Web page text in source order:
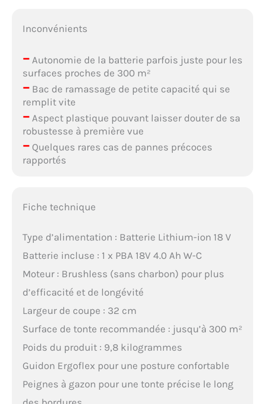
Inconvénients
–Autonomie de la batterie parfois juste pour les
surfaces proches de 300 m²
–Bac de ramassage de petite capacité qui se
remplit vite
–Aspect plastique pouvant laisser douter de sa
robustesse à première vue
–Quelques rares cas de pannes précoces
rapportés
Fiche technique
Type d’alimentation : Batterie Lithium-ion 18 V
Batterie incluse : 1 x PBA 18V 4.0 Ah W-C
Moteur : Brushless (sans charbon) pour plus
d’efficacité et de longévité
Largeur de coupe : 32 cm
Surface de tonte recommandée : jusqu’à 300 m²
Poids du produit : 9,8 kilogrammes
Guidon Ergoflex pour une posture confortable
Peignes à gazon pour une tonte précise le long